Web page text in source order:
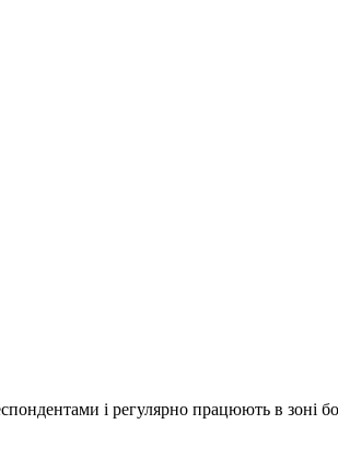
і регулярно працюють в зоні